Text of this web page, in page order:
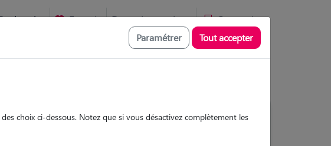
Favoris Devenir pet sitter Connexion
Paramétrer Tout accepter
choix ci-dessous. Notez que si vous désactivez complètement les